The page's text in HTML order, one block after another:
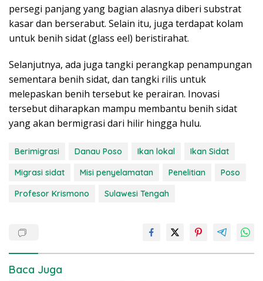
persegi panjang yang bagian alasnya diberi substrat
kasar dan berserabut. Selain itu, juga terdapat kolam
untuk benih sidat (glass eel) beristirahat.
Selanjutnya, ada juga tangki perangkap penampungan
sementara benih sidat, dan tangki rilis untuk
melepaskan benih tersebut ke perairan. Inovasi
tersebut diharapkan mampu membantu benih sidat
yang akan bermigrasi dari hilir hingga hulu.
Berimigrasi Danau Poso Ikan lokal
Ikan Sidat
Migrasi sidat
Misi penyelamatan Penelitian
Poso
Profesor Krismono
Sulawesi Tengah
Baca Juga